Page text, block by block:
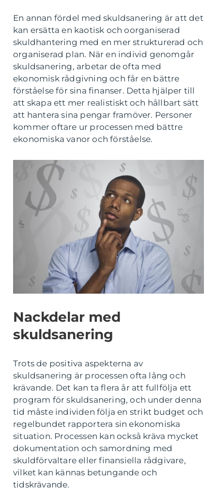
En annan fördel med skuldsanering är att det
kan ersätta en kaotisk och oorganiserad
skuldhantering med en mer strukturerad och
organiserad plan. När en individ genomgår
skuldsanering, arbetar de ofta med
ekonomisk rådgivning och får en bättre
förståelse för sina finanser. Detta hjälper till
att skapa ett mer realistiskt och hållbart sätt
att hantera sina pengar framöver. Personer
kommer oftare ur processen med bättre
ekonomiska vanor och förståelse.
Nackdelar med
skuldsanering
Trots de positiva aspekterna av
skuldsanering är processen ofta lång och
krävande. Det kan ta flera år att fullfölja ett
program för skuldsanering, och under denna
tid måste individen följa en strikt budget och
regelbundet rapportera sin ekonomiska
situation. Processen kan också kräva mycket
dokumentation och samordning med
skuldförvaltare eller finansiella rådgivare,
vilket kan kännas betungande och
tidskrävande.